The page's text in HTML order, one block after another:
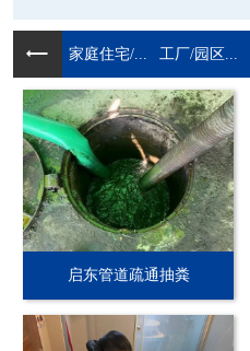
家庭住宅/... 工厂/园区...
启东管道疏通抽粪